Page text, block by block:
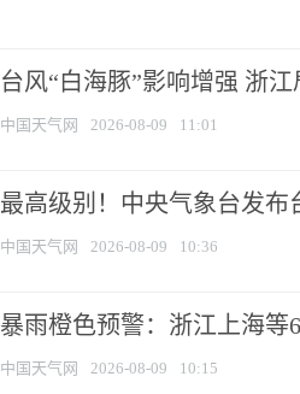
台风“白海豚”影响增强 浙
中国天气网 2026-08-09 11:01
最高级别！中央气象台发布
中国天气网 2026-08-09 10:36
暴雨橙色预警：浙江上海等
中国天气网 2026-08-09 10:15